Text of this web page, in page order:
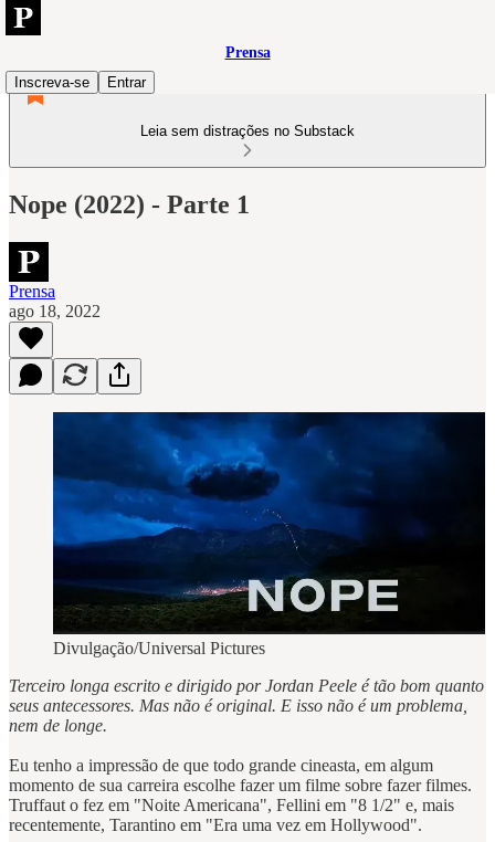
Prensa
Inscreva-se
Entrar
Leia sem distrações no Substack
Nope (2022) - Parte 1
Prensa
ago 18, 2022
Divulgação/Universal Pictures
Terceiro longa escrito e dirigido por Jordan Peele é tão bom quanto
seus antecessores. Mas não é original. E isso não é um problema,
nem de longe.
Eu tenho a impressão de que todo grande cineasta, em algum
momento de sua carreira escolhe fazer um filme sobre fazer filmes.
Truffaut o fez em "Noite Americana", Fellini em "8 1/2" e, mais
recentemente, Tarantino em "Era uma vez em Hollywood".